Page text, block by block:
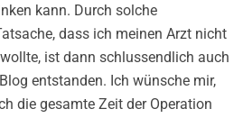
kann. Durch solche
dass ich meinen Arzt nicht
ist dann schlussendlich auch
entstanden. Ich wünsche mir,
die gesamte Zeit der Operation